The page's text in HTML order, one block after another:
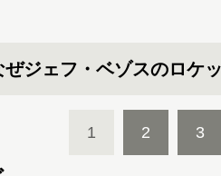
ぜジェフ・ベゾスのロケ
1 2 3